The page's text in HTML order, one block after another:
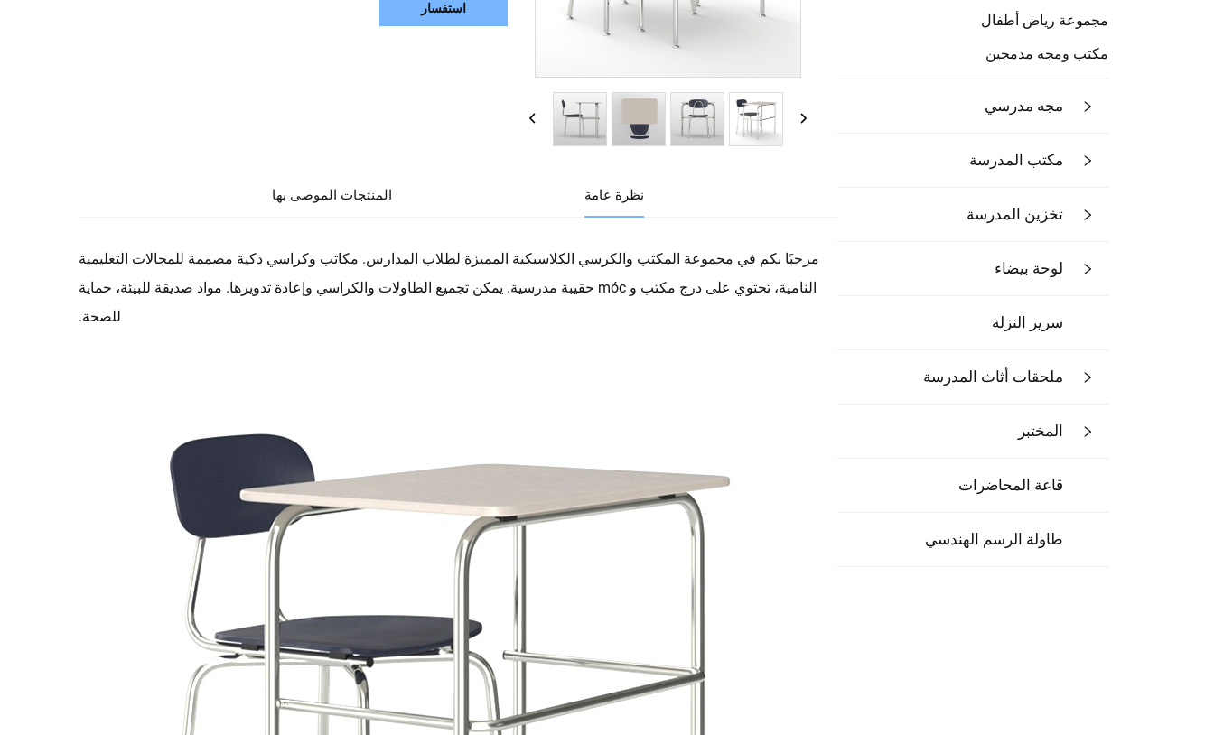
مجموعة رياض أطفال
مكتب ومجه مدمجين
مجه مدرسي
مكتب المدرسة
تخزين المدرسة
لوحة بيضاء
سرير النزلة
ملحقات أثاث المدرسة
المختبر
قاعة المحاضرات
طاولة الرسم الهندسي
استفسار
نظرة عامة المنتجات الموصى بها
مرحبًا بكم في مجموعة المكتب والكرسي الكلاسيكية المميزة لطلاب المدارس. مكاتب وكراسي ذكية مصممة للمجالات التعليمية
النامية، تحتوي على درج مكتب و móc حقيبة مدرسية. يمكن تجميع الطاولات والكراسي وإعادة تدويرها. مواد صديقة للبيئة، حماية
للصحة.